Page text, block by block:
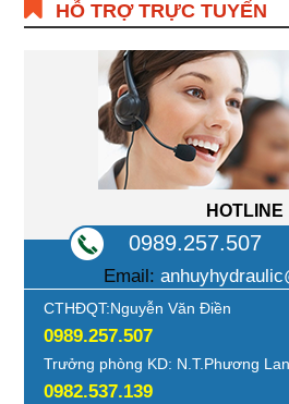
HỖ TRỢ TRỰC TUYẾN
HOTLINE
0989.257.507
Email:
CTHĐQT:Nguyễn Văn Điền
0989.257.507
Trưởng phòng KD: N.T.Phương Lan
0982.537.139